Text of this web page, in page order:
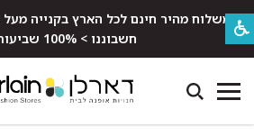
חשבוננו > 100% שביעות רצון